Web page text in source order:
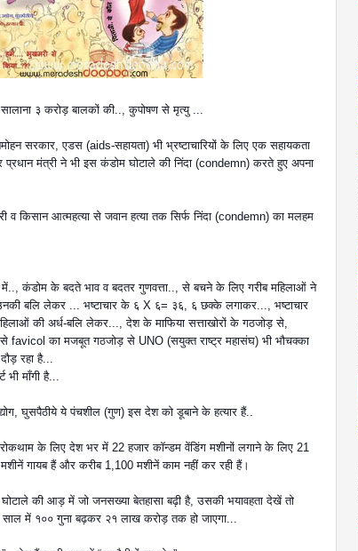
३ करोड़ बालकों की.., कुपोषण से मृत्यु ...
सरकार, एडस (aids-सहायता) भी भ्रष्टाचारियों के लिए एक सहायकता
मंत्री ने भी इस कंडोम घोटाले की निंदा (condemn) करते हुए अपना
व किसान आत्महत्या से जवान हत्या तक सिर्फ निंदा (condemn) का मलहम
में.., कंडोम के बदते भाव व बदतर गुणवत्ता.., से बचने के लिए गरीब महिलाओं ने
बलि लेकर ... भष्टाचार के ६ X ६= ३६, ६ छक्के लगाकर..., भष्टाचार
की अर्ध-बलि लेकर..., देश के माफिया सत्ताखोरों के गठजोड़ से,
favicol का मजबूत गठजोड़ से UNO (सयुक्त राष्ट्र महासंघ) भी भौचक्का
रहा है...
भी माँगी है...
घुसपैठीये ये पंचशील (गुण) इस देश को डूबाने के हत्यार हैं..
के लिए देश भर में 22 हजार कॉन्डम वेंडिंग मशीनों लगाने के लिए 21
गायब हैं और करीब 1,100 मशीनें काम नहीं कर रही हैं।
की आड़ में जो जनसख्या बेतहासा बढ़ी है, उसकी भयावहता देखें तो
साल में १०० गुना बढ़कर २१ लाख करोड़ तक हो जाएगा...